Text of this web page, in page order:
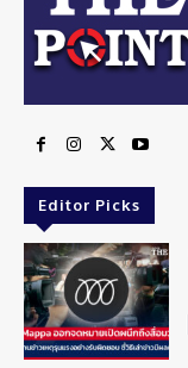
Editor Picks